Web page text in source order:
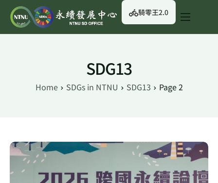
關於我們
永續資訊
騎零王2.0
SDG13
Home SDGs in NTNU SDG13 Page 2